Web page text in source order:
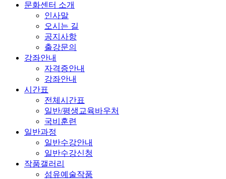
문화센터 소개
인사말
오시는 길
공지사항
출강문의
강좌안내
자격증안내
강좌안내
시간표
전체시간표
일반/평생교육바우처
국비훈련
일반과정
일반수강안내
일반수강신청
작품갤러리
섬유예술작품